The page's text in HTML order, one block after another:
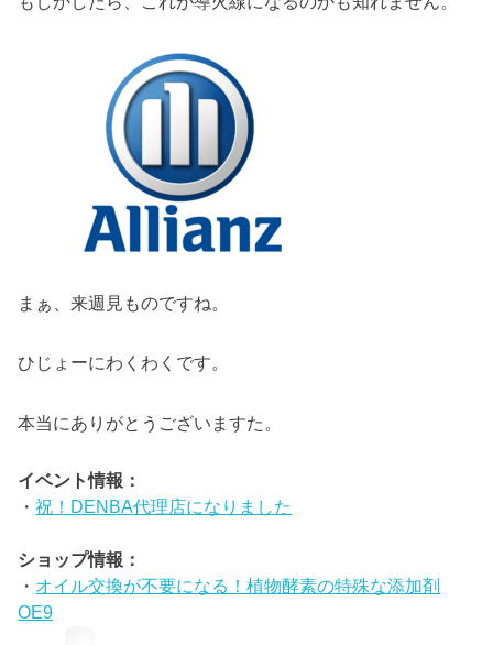
まぁ、来週見ものですね。
ひじょーにわくわくです。
本当にありがとうございますた。
イベント情報：
・祝！DENBA代理店になりました
ショップ情報：
・ オイル交換が不要になる！植物酵素の特殊な添加剤
OE9